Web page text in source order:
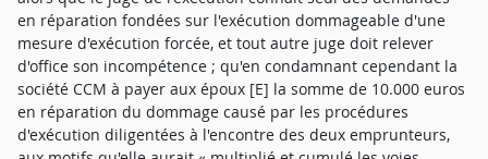
en réparation fondées sur l'exécution dommageable d'une
mesure d'exécution forcée, et tout autre juge doit relever
d'office son incompétence ; qu'en condamnant cependant la
société CCM à payer aux époux [E] la somme de 10.000 euros
en réparation du dommage causé par les procédures
d'exécution diligentées à l'encontre des deux emprunteurs,